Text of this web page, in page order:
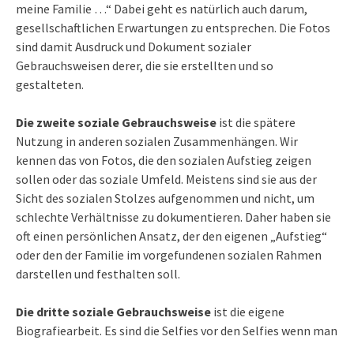
meine Familie …“ Dabei geht es natürlich auch darum,
gesellschaftlichen Erwartungen zu entsprechen. Die Fotos
sind damit Ausdruck und Dokument sozialer
Gebrauchsweisen derer, die sie erstellten und so
gestalteten.
Die zweite soziale Gebrauchsweise ist die spätere
Nutzung in anderen sozialen Zusammenhängen. Wir
kennen das von Fotos, die den sozialen Aufstieg zeigen
sollen oder das soziale Umfeld. Meistens sind sie aus der
Sicht des sozialen Stolzes aufgenommen und nicht, um
schlechte Verhältnisse zu dokumentieren. Daher haben sie
oft einen persönlichen Ansatz, der den eigenen „Aufstieg“
oder den der Familie im vorgefundenen sozialen Rahmen
darstellen und festhalten soll.
Die dritte soziale Gebrauchsweise ist die eigene
Biografiearbeit. Es sind die Selfies vor den Selfies wenn man